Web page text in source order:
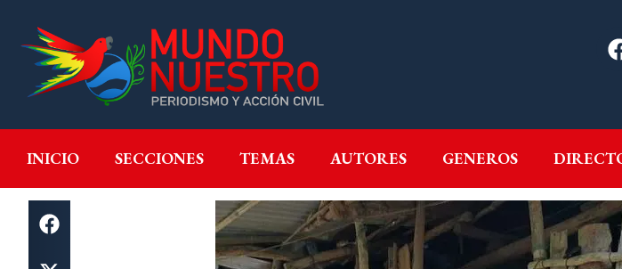
INICIO SECCIONES TEMAS AUTORES GENEROS
INICIO SECCIONES GENEROS